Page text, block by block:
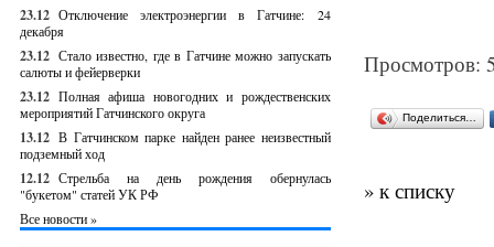
23.12 Отключение электроэнергии в Гатчине: 24
декабря
23.12 Стало известно, где в Гатчине можно запускать
салюты и фейерверки
23.12 Полная афиша новогодних и рождественских
мероприятий Гатчинского округа
13.12 В Гатчинском парке найден ранее неизвестный
подземный ход
12.12 Стрельба на день рождения обернулась
"букетом" статей УК РФ
Все новости »
Просмотров:
Поделиться…
» к списку